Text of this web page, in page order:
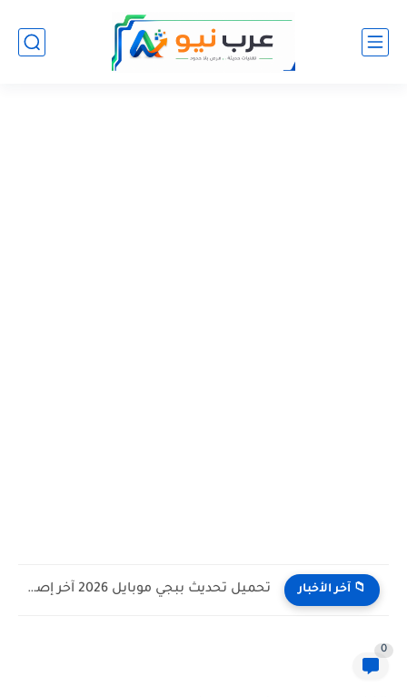
📁 آخر الأخبار تحميل تحديث ببجي موبايل 2026 آخر إصدار للأندرويد والآيفون
0